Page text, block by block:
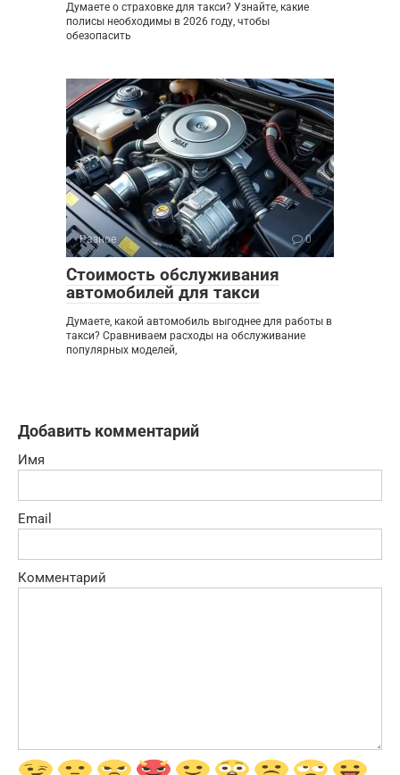
Думаете о страховке для такси? Узнайте, какие
полисы необходимы в 2026 году, чтобы
обезопасить
Разное 0
Стоимость обслуживания
автомобилей для такси
Думаете, какой автомобиль выгоднее для работы в
такси? Сравниваем расходы на обслуживание
популярных моделей,
Добавить комментарий
Имя
Email
Комментарий